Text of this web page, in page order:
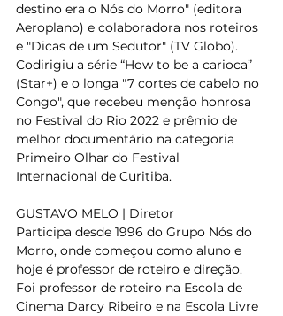
destino era o Nós do Morro" (editora
Aeroplano) e colaboradora nos roteiros
e "Dicas de um Sedutor" (TV Globo).
Codirigiu a série “How to be a carioca”
(Star+) e o longa "7 cortes de cabelo no
Congo", que recebeu menção honrosa
no Festival do Rio 2022 e prêmio de
melhor documentário na categoria
Primeiro Olhar do Festival
Internacional de Curitiba.
GUSTAVO MELO | Diretor
Participa desde 1996 do Grupo Nós do
Morro, onde começou como aluno e
hoje é professor de roteiro e direção.
Foi professor de roteiro na Escola de
Cinema Darcy Ribeiro e na Escola Livre